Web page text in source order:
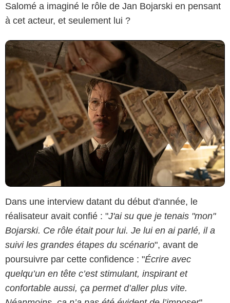
Salomé a imaginé le rôle de Jan Bojarski en pensant
à cet acteur, et seulement lui ?
Dans une interview datant du début d'année, le
réalisateur avait confié : "J'ai su que je tenais "mon"
Bojarski. Ce rôle était pour lui. Je lui en ai parlé, il a
suivi les grandes étapes du scénario", avant de
poursuivre par cette confidence : "Écrire avec
quelqu’un en tête c’est stimulant, inspirant et
confortable aussi, ça permet d’aller plus vite.